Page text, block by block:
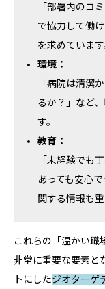
「部署内のコ
で協力して働
を求めています
環境：
「病院は清潔
るか？」など
す。
教育：
「未経験でも
あっても安心
関する情報も重
これらの「温かい職
非常に重要な要素と
トにしたジオターゲ